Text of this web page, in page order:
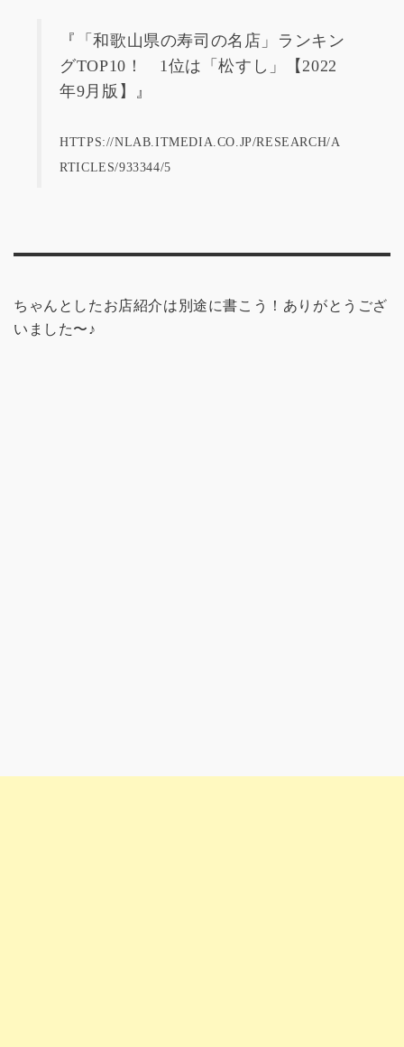
『
「和歌山県の寿司の名店」ランキン
グTOP10！ 1位は「松すし」【2022
年9月版】 』
HTTPS://NLAB.ITMEDIA.CO.JP/RESEARCH/A
RTICLES/933344/5
ちゃんとしたお店紹介は別途に書こう！ありがとうござ
いました〜♪